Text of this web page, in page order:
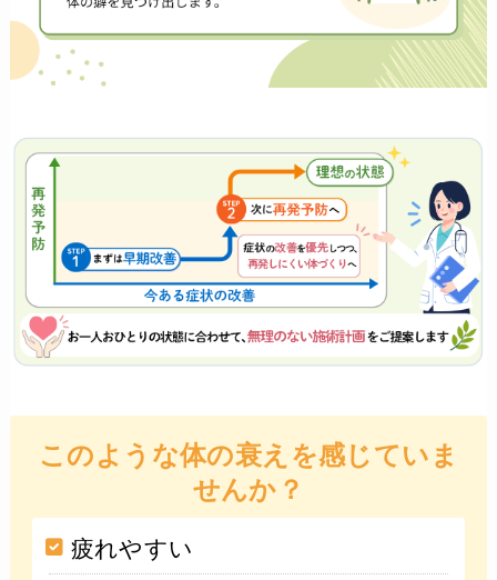
このような体の衰えを感じていま
せんか？
疲れやすい